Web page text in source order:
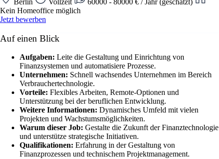
Kein Homeoffice möglich
Jetzt bewerben
Auf einen Blick
Aufgaben: Leite die Gestaltung und Einrichtung von
Finanzsystemen und automatisiere Prozesse.
Unternehmen: Schnell wachsendes Unternehmen im Bereich
Verbrauchertechnologie.
Vorteile: Flexibles Arbeiten, Remote-Optionen und
Unterstützung bei der beruflichen Entwicklung.
Weitere Informationen: Dynamisches Umfeld mit vielen
Projekten und Wachstumsmöglichkeiten.
Warum dieser Job: Gestalte die Zukunft der Finanztechnologie
und unterstütze strategische Initiativen.
Qualifikationen: Erfahrung in der Gestaltung von
Finanzprozessen und technischem Projektmanagement.